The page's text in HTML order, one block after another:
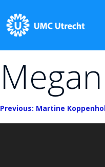
content
Bericht
navigatie
Previous: Martine